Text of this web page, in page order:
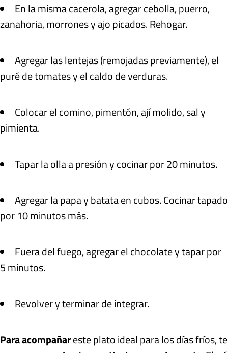
En la misma cacerola, agregar cebolla, puerro,
zanahoria, morrones y ajo picados. Rehogar.
Agregar las lentejas (remojadas previamente), el
puré de tomates y el caldo de verduras.
Colocar el comino, pimentón, ají molido, sal y
pimienta.
Tapar la olla a presión y cocinar por 20 minutos.
Agregar la papa y batata en cubos. Cocinar tapado
por 10 minutos más.
Fuera del fuego, agregar el chocolate y tapar por
5 minutos.
Revolver y terminar de integrar.
Para acompañareste plato ideal para los días fríos, te